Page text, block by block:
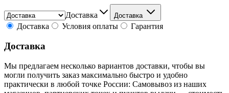
Доставка Доставка
Доставка Условия оплаты Гарантия
Доставка
Мы предлагаем несколько вариантов доставки, чтобы вы
могли получить заказ максимально быстро и удобно
практически в любой точке России: Самовывоз из наших